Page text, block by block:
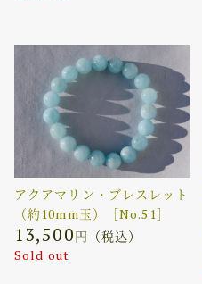
アクアマリン・ブレスレット
（約10mm玉）［No.51］
13,500円（税込）
Sold out